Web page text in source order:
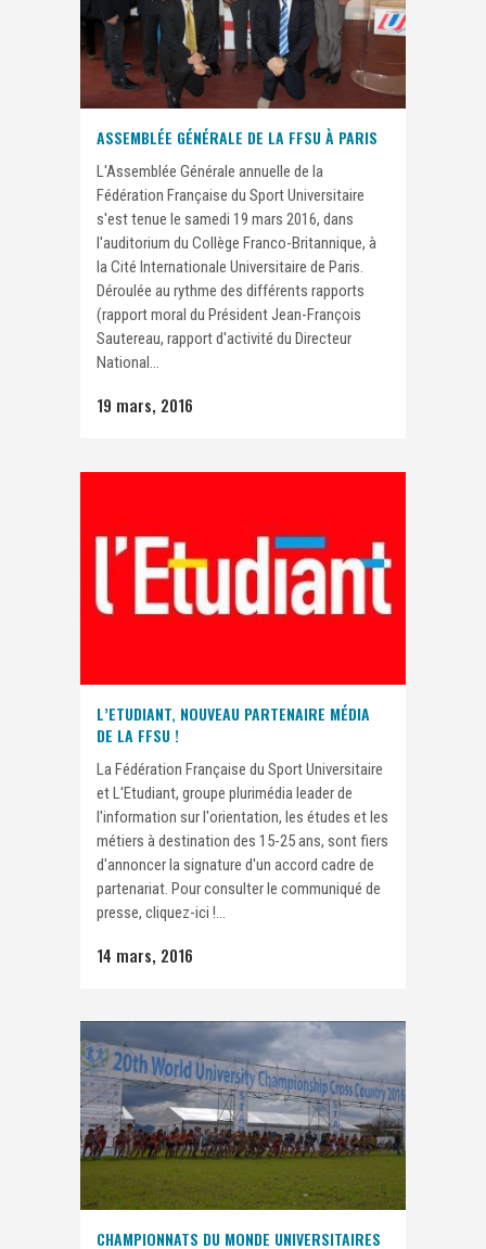
ASSEMBLÉE GÉNÉRALE DE LA FFSU À PARIS
L'Assemblée Générale annuelle de la
Fédération Française du Sport Universitaire
s'est tenue le samedi 19 mars 2016, dans
l'auditorium du Collège Franco-Britannique, à
la Cité Internationale Universitaire de Paris.
Déroulée au rythme des différents rapports
(rapport moral du Président Jean-François
Sautereau, rapport d'activité du Directeur
National...
19 mars, 2016
L’ETUDIANT, NOUVEAU PARTENAIRE MÉDIA
DE LA FFSU !
La Fédération Française du Sport Universitaire
et L'Etudiant, groupe plurimédia leader de
l'information sur l'orientation, les études et les
métiers à destination des 15-25 ans, sont fiers
d'annoncer la signature d'un accord cadre de
partenariat. Pour consulter le communiqué de
presse, cliquez-ici !...
14 mars, 2016
CHAMPIONNATS DU MONDE UNIVERSITAIRES